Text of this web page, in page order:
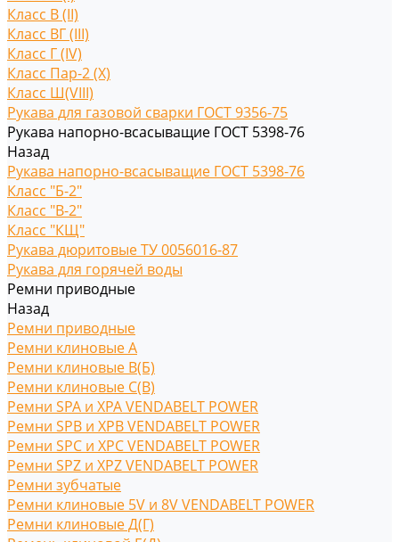
Класс В (II)
Класс ВГ (III)
Класс Г (IV)
Класс Пар-2 (X)
Класс Ш(VIII)
Рукава для газовой сварки ГОСТ 9356-75
Рукава напорно-всасыващие ГОСТ 5398-76
Назад
Рукава напорно-всасыващие ГОСТ 5398-76
Класс "Б-2"
Класс "В-2"
Класс "КЩ"
Рукава дюритовые ТУ 0056016-87
Рукава для горячей воды
Ремни приводные
Назад
Ремни приводные
Ремни клиновые A
Ремни клиновые В(Б)
Ремни клиновые С(B)
Ремни SPA и XPA VENDABELT POWER
Ремни SPB и XPB VENDABELT POWER
Ремни SPC и XPC VENDABELT POWER
Ремни SPZ и XPZ VENDABELT POWER
Ремни зубчатые
Ремни клиновые 5V и 8V VENDABELT POWER
Ремни клиновые Д(Г)